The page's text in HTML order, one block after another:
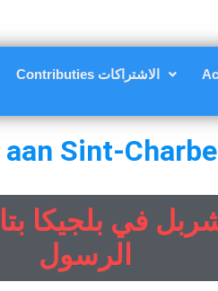
Contributies الاشتراكات
aan Sint-Charbe
الرسول